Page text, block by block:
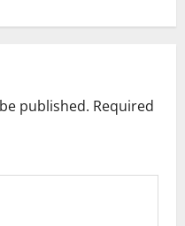
published. Required